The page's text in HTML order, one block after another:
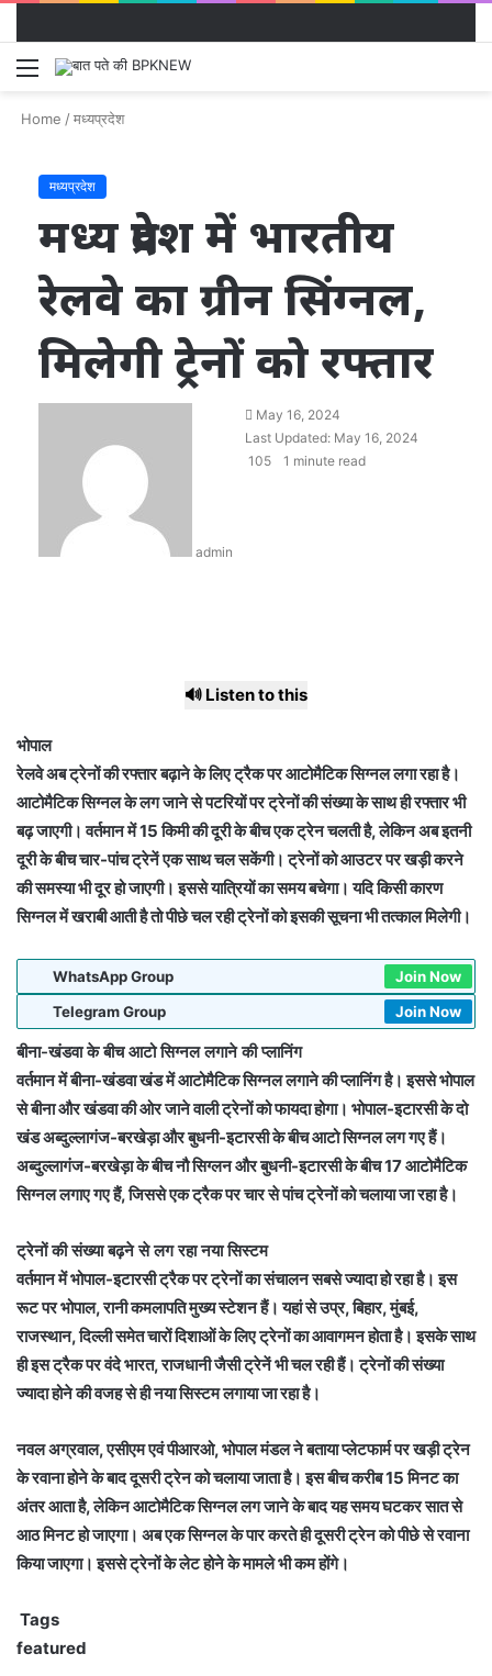
Menu
Home /मध्यप्रदेश
मध्यप्रदेश
मध्य प्रदेश में भारतीय
रेलवे का ग्रीन सिंग्नल,
मिलेगी ट्रेनों को रफ्तार
admin
Send
an
email
May 16, 2024
Last Updated: May 16, 2024
105
1 minute read
🔊 Listen to this
भोपाल
रेलवे अब ट्रेनों की रफ्तार बढ़ाने के लिए ट्रैक पर आटोमैटिक सिग्नल लगा रहा है।
आटोमैटिक सिग्नल के लग जाने से पटरियों पर ट्रेनों की संख्या के साथ ही रफ्तार भी
बढ़ जाएगी। वर्तमान में 15 किमी की दूरी के बीच एक ट्रेन चलती है, लेकिन अब इतनी
दूरी के बीच चार-पांच ट्रेनें एक साथ चल सकेंगी। ट्रेनों को आउटर पर खड़ी करने
की समस्या भी दूर हो जाएगी। इससे यात्रियों का समय बचेगा। यदि किसी कारण
सिग्नल में खराबी आती है तो पीछे चल रही ट्रेनों को इसकी सूचना भी तत्काल मिलेगी।
WhatsApp Group
Join Now
Telegram Group
Join Now
बीना-खंडवा के बीच आटो सिग्नल लगाने की प्लानिंग
वर्तमान में बीना-खंडवा खंड में आटोमैटिक सिग्नल लगाने की प्लानिंग है। इससे भोपाल
से बीना और खंडवा की ओर जाने वाली ट्रेनों को फायदा होगा। भोपाल-इटारसी के दो
खंड अब्दुल्लागंज-बरखेड़ा और बुधनी-इटारसी के बीच आटो सिग्नल लग गए हैं।
अब्दुल्लागंज-बरखेड़ा के बीच नौ सिग्लन और बुधनी-इटारसी के बीच 17 आटोमैटिक
सिग्नल लगाए गए हैं, जिससे एक ट्रैक पर चार से पांच ट्रेनों को चलाया जा रहा है।
ट्रेनों की संख्या बढ़ने से लग रहा नया सिस्टम
वर्तमान में भोपाल-इटारसी ट्रैक पर ट्रेनों का संचालन सबसे ज्यादा हो रहा है। इस
रूट पर भोपाल, रानी कमलापति मुख्य स्टेशन हैं। यहां से उप्र, बिहार, मुंबई,
राजस्थान, दिल्ली समेत चारों दिशाओं के लिए ट्रेनों का आवागमन होता है। इसके साथ
ही इस ट्रैक पर वंदे भारत, राजधानी जैसी ट्रेनें भी चल रही हैं। ट्रेनों की संख्या
ज्यादा होने की वजह से ही नया सिस्टम लगाया जा रहा है।
नवल अग्रवाल, एसीएम एवं पीआरओ, भोपाल मंडल ने बताया प्लेटफार्म पर खड़ी ट्रेन
के रवाना होने के बाद दूसरी ट्रेन को चलाया जाता है। इस बीच करीब 15 मिनट का
अंतर आता है, लेकिन आटोमैटिक सिग्नल लग जाने के बाद यह समय घटकर सात से
आठ मिनट हो जाएगा। अब एक सिग्नल के पार करते ही दूसरी ट्रेन को पीछे से रवाना
किया जाएगा। इससे ट्रेनों के लेट होने के मामले भी कम होंगे।
Tags
featured